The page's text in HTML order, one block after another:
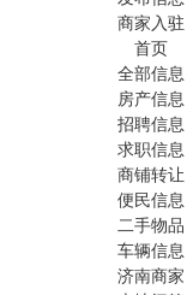
商家入驻
首页
全部信息
房产信息
招聘信息
求职信息
商铺转让
便民信息
二手物品
车辆信息
济南商家